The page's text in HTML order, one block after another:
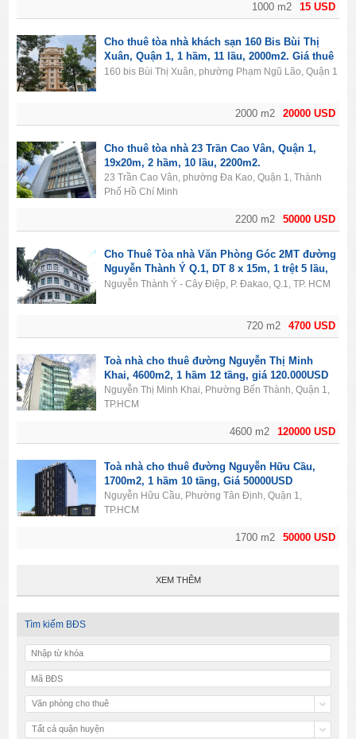
15 USD
1000 m2
20000 USD
2000 m2
Cho thuê tòa nhà khách sạn 160 Bis Bùi Thị
Xuân, Quận 1, 1 hầm, 11 lầu, 2000m2. Giá thuê
20.000$/tháng.
160 bis Bùi Thị Xuân, phường Phạm Ngũ Lão, Quận 1
50000 USD
2200 m2
Cho thuê tòa nhà 23 Trần Cao Vân, Quận 1,
19x20m, 2 hầm, 10 lầu, 2200m2.
23 Trần Cao Vân, phường Đa Kao, Quận 1, Thành
Phố Hồ Chí Minh
4700 USD
720 m2
Cho Thuê Tòa nhà Văn Phòng Góc 2MT đường
Nguyễn Thành Ý Q.1, DT 8 x 15m, 1 trệt 5 lầu,
Giá 4700usd
Nguyễn Thành Ý - Cây Điệp, P. Đakao, Q.1, TP. HCM
120000 USD
4600 m2
Toà nhà cho thuê đường Nguyễn Thị Minh
Khai, 4600m2, 1 hầm 12 tầng, giá 120.000USD
Nguyễn Thị Minh Khai, Phường Bến Thành, Quận 1,
TP.HCM
50000 USD
1700 m2
Toà nhà cho thuê đường Nguyễn Hữu Cầu,
1700m2, 1 hầm 10 tầng, Giá 50000USD
Nguyễn Hữu Cầu, Phường Tân Định, Quận 1,
TP.HCM
XEM THÊM
Tìm kiếm BĐS
Văn phòng cho thuê
Tất cả quận huyện